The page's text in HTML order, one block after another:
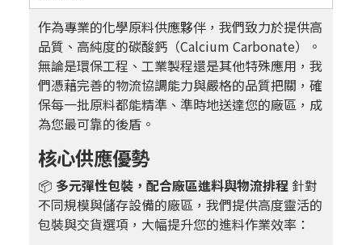
作為專業的化學原料供應夥伴，我們致力於提供高
品質、高純度的碳酸鈣（Calcium Carbonate）。
無論是環保工程、工業製程還是其他特殊應用，我
們憑藉完善的物流協調能力與嚴格的品質把關，確
保每一批原料都能精準、準時地送達您的廠區，成
為您最可靠的後盾。
核心供應優勢
📦 多元彈性包裝，配合廠區進料與物流排程 針對
不同規模與儲存設備的廠區，我們提供高度靈活的
包裝與交貨選項，大幅提升您的進料作業效率：